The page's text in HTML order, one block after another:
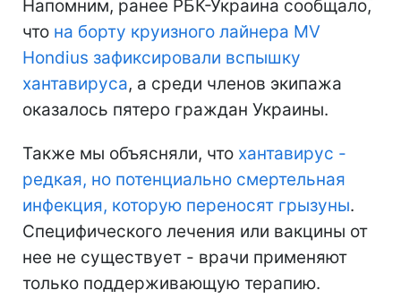
Напомним, ранее РБК-Украина сообщало,
что на борту круизного лайнера MV
Hondius зафиксировали вспышку
хантавируса, а среди членов экипажа
оказалось пятеро граждан Украины.
Также мы объясняли, что хантавирус -
редкая, но потенциально смертельная
инфекция, которую переносят грызуны.
Специфического лечения или вакцины от
нее не существует - врачи применяют
только поддерживающую терапию.